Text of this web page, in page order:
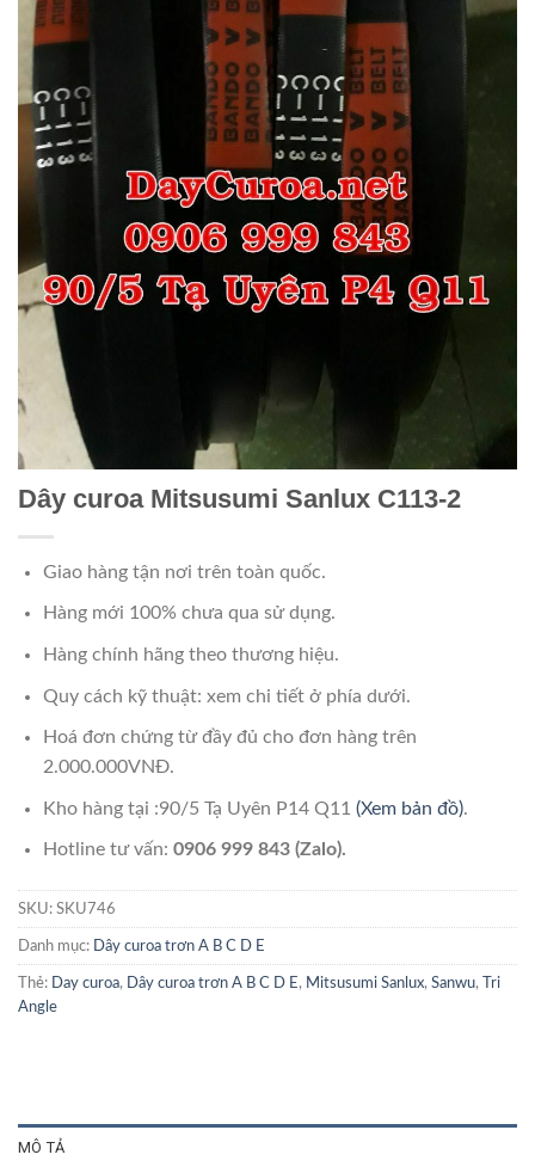
Dây curoa Mitsusumi Sanlux C113-2
Giao hàng tận nơi trên toàn quốc.
Hàng mới 100% chưa qua sử dụng.
Hàng chính hãng theo thương hiệu.
Quy cách kỹ thuật: xem chi tiết ở phía dưới.
Hoá đơn chứng từ đầy đủ cho đơn hàng trên
2.000.000VNĐ.
Kho hàng tại :90/5 Tạ Uyên P14 Q11 (Xem bản đồ).
Hotline tư vấn: 0906 999 843 (Zalo).
SKU: SKU746
Danh mục: Dây curoa trơn A B C D E
Thẻ: Day curoa, Dây curoa trơn A B C D E , Mitsusumi Sanlux, Sanwu,
Tri
Angle
MÔ TẢ